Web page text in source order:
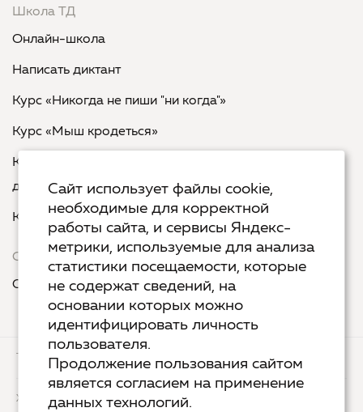
Школа ТД
Онлайн-школа
Написать диктант
Курс «Никогда не пиши "ни когда"»
Курс «Мыш кродеться»
Курс «Русская пунктуация: болевые точки... и
двоеточия»
Курс «Я пишу - мне отвечают»
Сервисы
Организовать акцию в своем городе
ТЕХ.ПОДДЕРЖКА
ХОСТИНГ YANDEX CLOUD
Сайт использует файлы cookie,
необходимые для корректной
работы сайта, и сервисы Яндекс-
метрики, используемые для анализа
статистики посещаемости, которые
не содержат сведений, на
основании которых можно
идентифицировать личность
пользователя.
Продолжение пользования сайтом
является согласием на применение
данных технологий.